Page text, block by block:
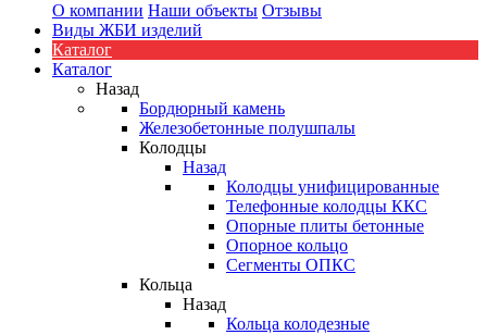
О компании Наши объекты Отзывы
Виды ЖБИ изделий
Каталог
Каталог
Назад
Бордюрный камень
Железобетонные полушпалы
Колодцы
Назад
Колодцы унифицированные
Телефонные колодцы ККС
Опорные плиты бетонные
Опорное кольцо
Сегменты ОПКС
Кольца
Назад
Кольца колодезные